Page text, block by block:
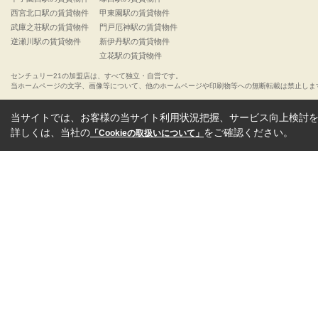
西宮北口駅の賃貸物件
武庫之荘駅の賃貸物件
逆瀬川駅の賃貸物件
甲東園駅の賃貸物件
門戸厄神駅の賃貸物件
新伊丹駅の賃貸物件
立花駅の賃貸物件
センチュリー21の加盟店は、すべて独立・自営です。
当ホームページの文字、画像等について、他のホームページや印刷物等への無断転載は禁止しま
当サイトでは、お客様の当サイト利用状況把握、サービス向上検討
詳しくは、当社の 「Cookieの取扱いについて」 をご確認ください。